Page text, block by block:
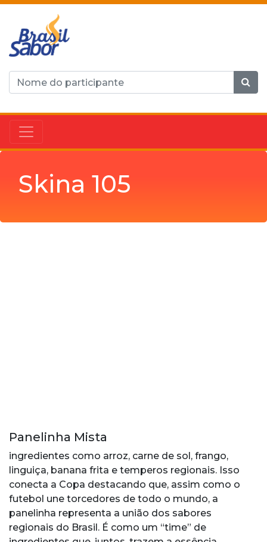
Skina 105
Panelinha Mista
ingredientes como arroz, carne de sol, frango,
linguiça, banana frita e temperos regionais. Isso
conecta a Copa destacando que, assim como o
futebol une torcedores de todo o mundo, a
panelinha representa a união dos sabores
regionais do Brasil. É como um “time” de